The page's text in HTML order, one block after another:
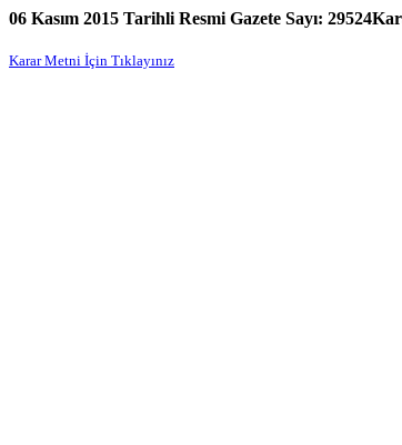
06 Kasım 2015 Tarihli Resmi Gazete Sayı:
Karar Metni İçin Tıklayınız